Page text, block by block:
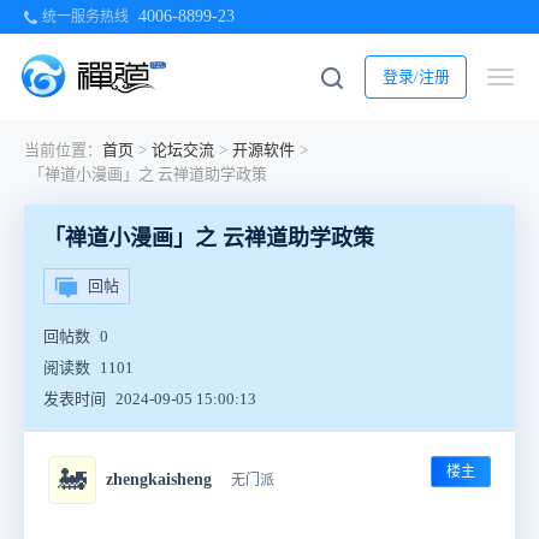
统一服务热线 4006-8899-23
登录/注册
当前位置： 首页 > 论坛交流 > 开源软件 >
「禅道小漫画」之 云禅道助学政策
「禅道小漫画」之 云禅道助学政策
回帖
回帖数 0
阅读数 1101
发表时间
2024-09-05 15:00:13
🚂 zhengkaisheng 无门派 楼主